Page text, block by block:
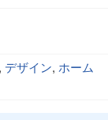
, デザイン, ホーム